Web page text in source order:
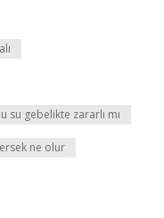
su gebelikte zararlı mı
ne olur